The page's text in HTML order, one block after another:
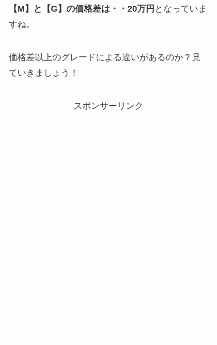
【M】と【G】の価格差は・・20万円 となっていま
すね。
価格差以上のグレードによる違いがあるのか？見
ていきましょう！
スポンサーリンク